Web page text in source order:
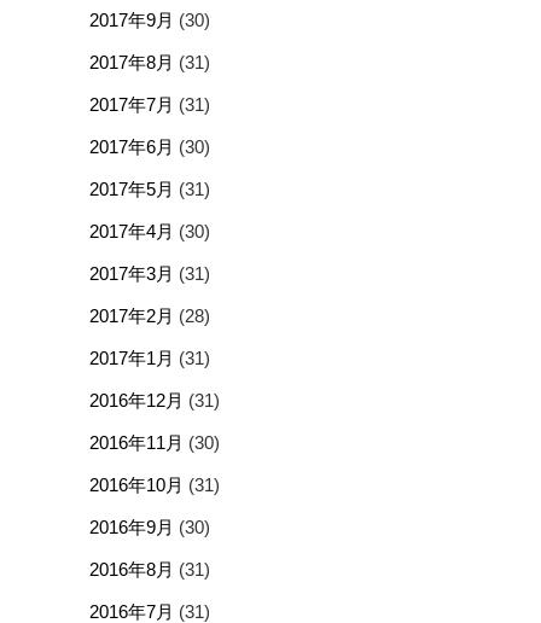
2017年9月 (30)
2017年8月 (31)
2017年7月 (31)
2017年6月 (30)
2017年5月 (31)
2017年4月 (30)
2017年3月 (31)
2017年2月 (28)
2017年1月 (31)
2016年12月 (31)
2016年11月 (30)
2016年10月 (31)
2016年9月 (30)
2016年8月 (31)
2016年7月 (31)